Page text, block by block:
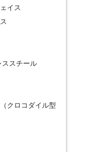
イス
スチール
クロコダイル型